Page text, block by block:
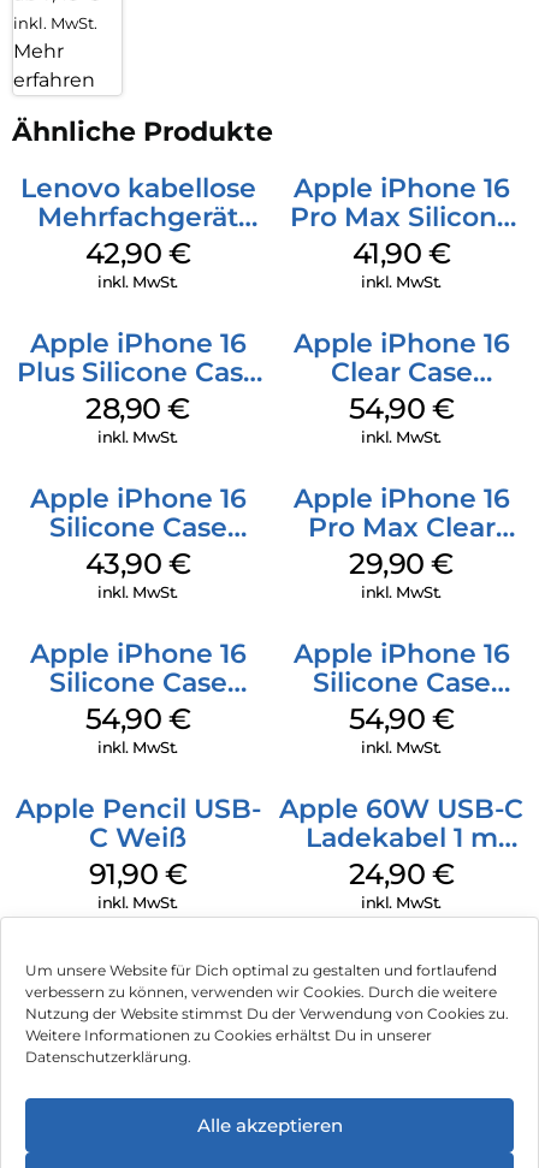
Um unsere Website für Dich optimal zu gestalten und fortlaufend
verbessern zu können, verwenden wir Cookies. Durch die weitere
Nutzung der Website stimmst Du der Verwendung von Cookies zu.
Weitere Informationen zu Cookies erhältst Du in unserer
Datenschutzerklärung.
Alle akzeptieren
inkl. MwSt.
Mehr
erfahren
Ähnliche Produkte
Lenovo kabellose
Mehrfachgerät
Luna Grey
42,90 €
inkl. MwSt.
Apple iPhone 16
Pro Max Silicone
Case MagSafe
Ultramarine
41,90 €
inkl. MwSt.
Apple iPhone 16
Plus Silicone Case
MagSafe Black
28,90€
inkl. MwSt.
Apple iPhone 16
Clear Case
MagSafe
Transparent
54,90 €
inkl. MwSt.
Apple iPhone 16
Silicone Case
MagSafe Plum
43,90 €
inkl. MwSt.
Apple iPhone 16
Pro Max Clear
Case MagSafe
Transparent
29,90€
inkl. MwSt.
Apple iPhone 16
Silicone Case
MagSafe Black
54,90 €
inkl. MwSt.
Apple iPhone 16
Silicone Case
MagSafe Lake
Green
54,90 €
inkl. MwSt.
Apple Pencil USB-
C Weiß
91,90 €
inkl. MwSt.
Apple 60W USB-C
Ladekabel 1 m
Weiß
24,90 €
inkl. MwSt.
Impressum